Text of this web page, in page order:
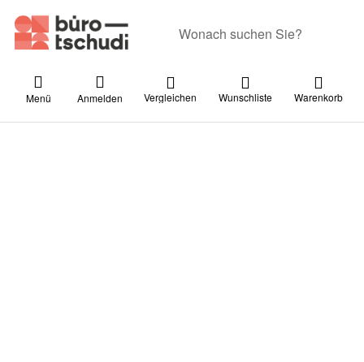
Menü Anmelden Vergleichen Wunschliste Warenkorb